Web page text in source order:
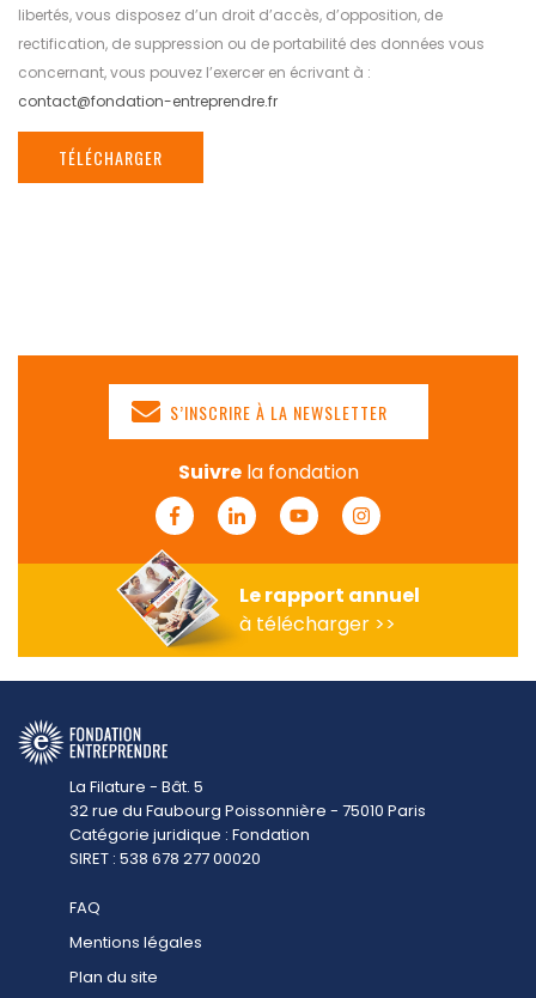
libertés, vous disposez d’un droit d’accès, d’opposition, de
rectification, de suppression ou de portabilité des données vous
concernant, vous pouvez l’exercer en écrivant à :
contact@fondation-entreprendre.fr
TÉLÉCHARGER
S’INSCRIRE À LA NEWSLETTER
Suivrela fondation
FacebookLinkedinYoutubeInstagram
Le rapport annuel
à télécharger >>
La Filature - Bât. 5
32 rue du Faubourg Poissonnière - 75010 Paris
Catégorie juridique : Fondation
SIRET : 538 678 277 00020
FAQ
Mentions légales
Plan du site